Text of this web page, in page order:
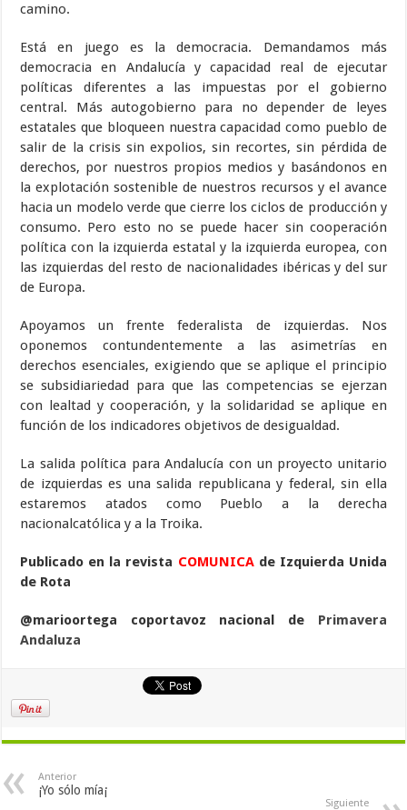
camino.
Está en juego es la democracia. Demandamos más
democracia en Andalucía y capacidad real de ejecutar
políticas diferentes a las impuestas por el gobierno
central. Más autogobierno para no depender de leyes
estatales que bloqueen nuestra capacidad como pueblo de
salir de la crisis sin expolios, sin recortes, sin pérdida de
derechos, por nuestros propios medios y basándonos en
la explotación sostenible de nuestros recursos y el avance
hacia un modelo verde que cierre los ciclos de producción y
consumo. Pero esto no se puede hacer sin cooperación
política con la izquierda estatal y la izquierda europea, con
las izquierdas del resto de nacionalidades ibéricas y del sur
de Europa.
Apoyamos un frente federalista de izquierdas. Nos
oponemos contundentemente a las asimetrías en
derechos esenciales, exigiendo que se aplique el principio
se subsidiariedad para que las competencias se ejerzan
con lealtad y cooperación, y la solidaridad se aplique en
función de los indicadores objetivos de desigualdad.
La salida política para Andalucía con un proyecto unitario
de izquierdas es una salida republicana y federal, sin ella
estaremos atados como Pueblo a la derecha
nacionalcatólica y a la Troika.
Publicado en la revista COMUNICA de Izquierda Unida
de Rota
@marioortega coportavoz nacional de Primavera
Andaluza
Anterior
¡Yo sólo mía¡
Siguiente